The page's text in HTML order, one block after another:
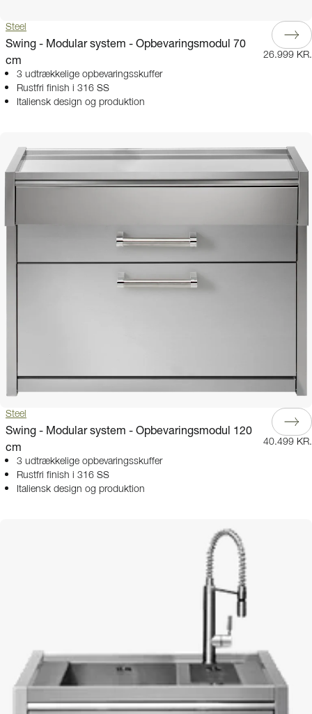
Steel
Swing - Modular system - Opbevaringsmodul 70
cm
3 udtrækkelige opbevaringsskuffer
Rustfri finish i 316 SS
Italiensk design og produktion
26.999 KR.
Steel
Swing - Modular system - Opbevaringsmodul 120
cm
3 udtrækkelige opbevaringsskuffer
Rustfri finish i 316 SS
Italiensk design og produktion
40.499 KR.